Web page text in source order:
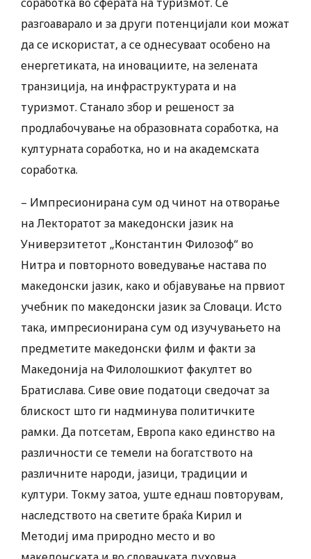
разгоаварало и за други потенцијали кои можат
да се искористат, а се однесуваат особено на
енергетиката, на иновациите, на зелената
транзиција, на инфраструктурата и на
туризмот. ​Станало збор и решеност за
продлабочување на образовната соработка, на
културната соработка, но и на академската
соработка.
– Импресионирана сум од чинот на отворање
на Лекторатот за македонски јазик на
Универзитетот „Константин Филозоф“ во
Нитра и повторното воведување настава по
македонски јазик, како и објавување на првиот
учебник по македонски јазик за Словаци. Исто
така, импресионирана сум од изучувањето на
предметите македонски филм и факти за
Македонија на Филолошкиот факултет во
Братислава. Сиве овие податоци сведочат за
блискост што ги надминува политичките
рамки. ​Да потсетам, Европа како единство на
различности се темели на богатството на
различните народи, јазици, традиции и
култури. Токму затоа, уште еднаш повторувам,
наследството на светите браќа Кирил и
Методиј има природно место и во